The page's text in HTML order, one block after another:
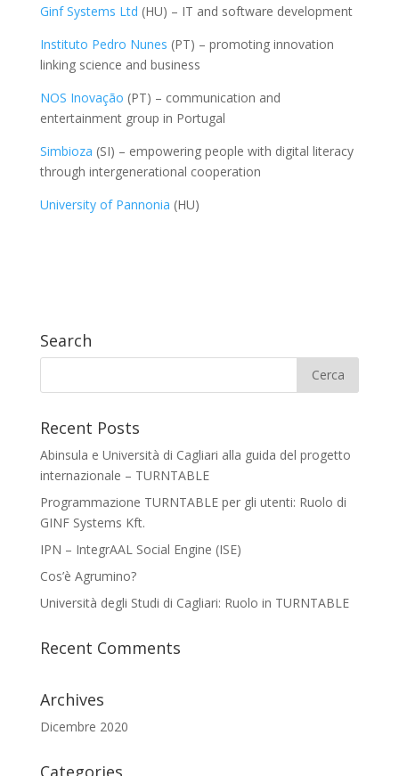
Ginf Systems Ltd (HU) – IT and software development
Instituto Pedro Nunes (PT) – promoting innovation
linking science and business
NOS Inovação (PT) – communication and
entertainment group in Portugal
Simbioza (SI) – empowering people with digital literacy
through intergenerational cooperation
University of Pannonia (HU)
Search
Recent Posts
Abinsula e Università di Cagliari alla guida del progetto
internazionale – TURNTABLE
Programmazione TURNTABLE per gli utenti: Ruolo di
GINF Systems Kft.
IPN – IntegrAAL Social Engine (ISE)
Cos’è Agrumino?
Università degli Studi di Cagliari: Ruolo in TURNTABLE
Recent Comments
Archives
Dicembre 2020
Categories